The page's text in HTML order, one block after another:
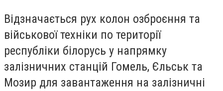
Відзначається рух колон озброєння та
військової техніки по території
республіки білорусь у напрямку
залізничних станцій Гомель, Єльськ та
Мозир для завантаження на залізничні